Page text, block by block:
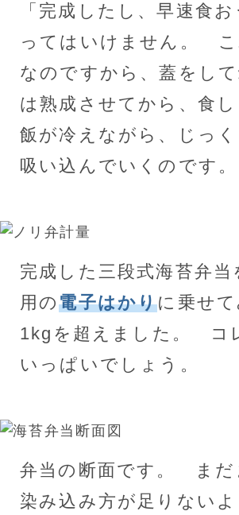
「完成したし、早速食
ってはいけません。 こ
なのですから、蓋をして
は熟成させてから、食
飯が冷えながら、じっ
吸い込んでいくのです。
完成した三段式海苔弁当
用の電子はかりに乗せて
1kgを超えました。 コ
いっぱいでしょう。
弁当の断面です。 まだ
染み込み方が足りないよ